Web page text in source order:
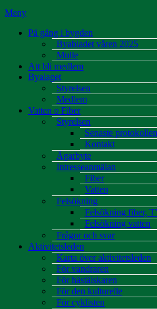
Meny
På gång i bygden
Byabladet våren 2025
Mulle
Att bli medlem
Byalaget
Styrelsen
Medlem
Vatten o Fiber
Styrelsen
Senaste protokollen
Kontakt
Ägarbyte
Intresseanmälan
Fiber
Vatten
Felsökning
Felsökning fiber,
Felsökning vatten
Frågor och svar
Aktivitetsleden
Karta över aktivitetsleden
För vandraren
För hästälskaren
För den kulturelle
För cyklisten